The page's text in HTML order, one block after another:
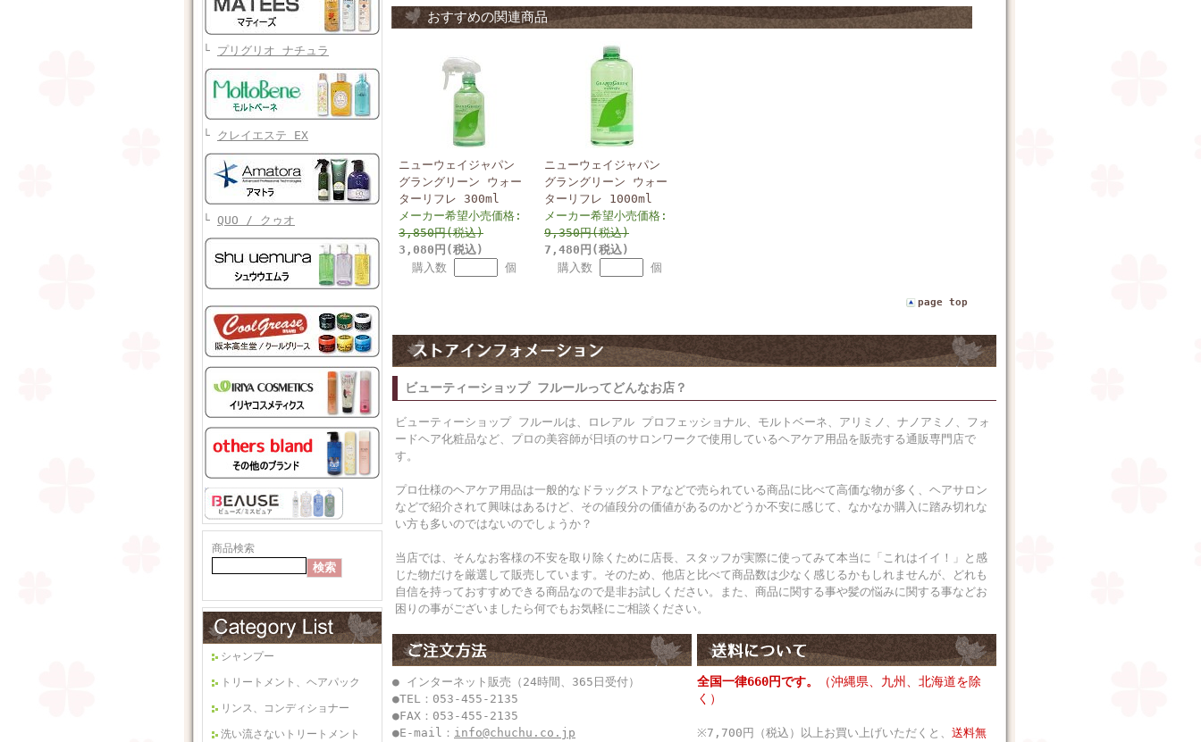
└ プリグリオ ナチュラ
└ クレイエステ EX
└ QUO / クゥオ
商品検索
シャンプー
トリートメント、ヘアパック
リンス、コンディショナー
洗い流さないトリートメント
おすすめの関連商品
ニューウェイジャパン
グラングリーン ウォー
ターリフレ 300ml
メーカー希望小売価格:
3,850円(税込)
3,080円(税込)
購入数
個
ニューウェイジャパン
グラングリーン ウォー
ターリフレ 1000ml
メーカー希望小売価格:
9,350円(税込)
7,480円(税込)
購入数
個
page top
ビューティーショップ フルールってどんなお店？
ビューティーショップ フルールは、ロレアル プロフェッショナル、モルトベーネ、アリミノ、ナノアミノ、フォ
ードヘア化粧品など、プロの美容師が日頃のサロンワークで使用しているヘアケア用品を販売する通販専門店で
す。
プロ仕様のヘアケア用品は一般的なドラッグストアなどで売られている商品に比べて高価な物が多く、ヘアサロン
などで紹介されて興味はあるけど、その値段分の価値があるのかどうか不安に感じて、なかなか購入に踏み切れな
い方も多いのではないのでしょうか？
当店では、そんなお客様の不安を取り除くために店長、スタッフが実際に使ってみて本当に「これはイイ！」と感
じた物だけを厳選して販売しています。そのため、他店と比べて商品数は少なく感じるかもしれませんが、どれも
自信を持っておすすめできる商品なので是非お試しください。また、商品に関する事や髪の悩みに関する事などお
困りの事がございましたら何でもお気軽にご相談ください。
● インターネット販売（24時間、365日受付）
●TEL：053-455-2135
●FAX：053-455-2135
●E-mail： info@chuchu.co.jp
全国一律660円です。
（沖縄県、九州、北海道を除
く）
※7,700円（税込）以上お買い上げいただくと、 送料無